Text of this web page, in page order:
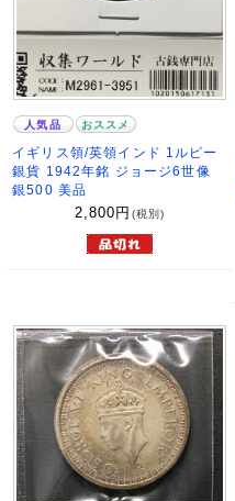
人気品 おススメ
イギリス領/英領インド 1ルピー
銀貨 1942年銘 ジョージ6世像
銀500 美品
2,800 円 (税別)